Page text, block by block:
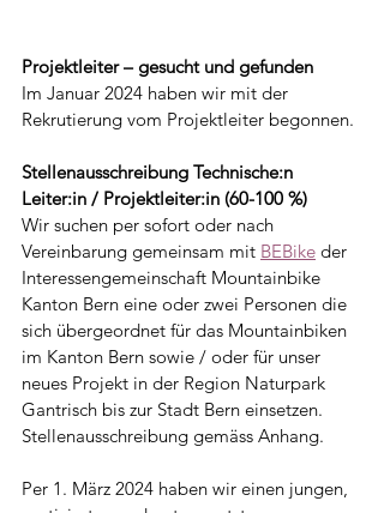
Projektleiter – gesucht und gefunden
Im Januar 2024 haben wir mit der
Rekrutierung vom Projektleiter begonnen.
Stellenausschreibung Technische:n
Leiter:in / Projektleiter:in (60-100 %)
Wir suchen per sofort oder nach
Vereinbarung gemeinsam mit BEBike der
Interessengemeinschaft Mountainbike
Kanton Bern eine oder zwei Personen die
sich übergeordnet für das Mountainbiken
im Kanton Bern sowie / oder für unser
neues Projekt in der Region Naturpark
Gantrisch bis zur Stadt Bern einsetzen.
Stellenausschreibung gemäss Anhang.
Per 1. März 2024 haben wir einen jungen,